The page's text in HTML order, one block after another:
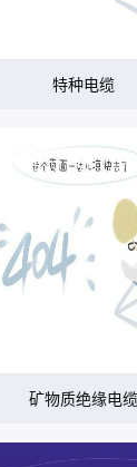
特种电缆
矿物质绝缘电缆